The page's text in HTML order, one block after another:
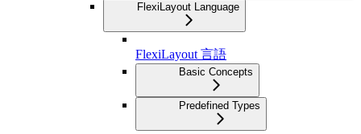
FlexiLayout Language
FlexiLayout 言語
Basic Concepts
Predefined Types